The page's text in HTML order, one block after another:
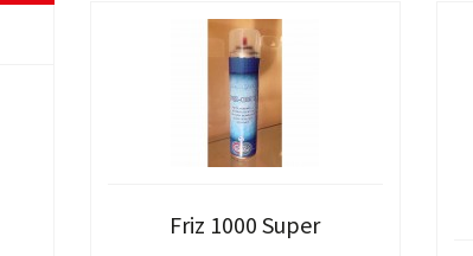
Friz 1000 Super